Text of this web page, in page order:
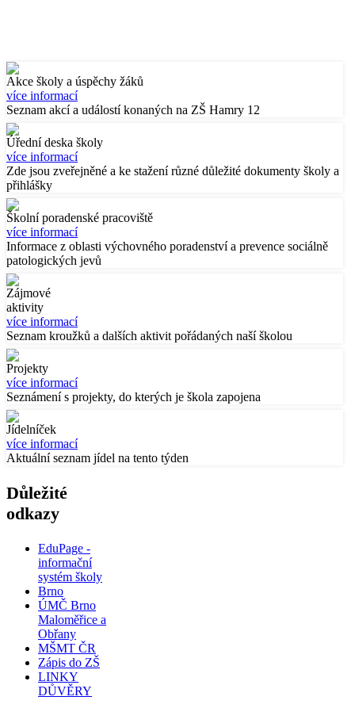
Akce školy a úspěchy žáků
více informací
Seznam akcí a událostí konaných na ZŠ Hamry 12
Úřední deska školy
více informací
Zde jsou zveřejněné a ke stažení různé důležité dokumenty školy a
přihlášky
Školní poradenské pracoviště
více informací
Informace z oblasti výchovného poradenství a prevence sociálně
patologických jevů
Zájmové
aktivity
více informací
Seznam kroužků a dalších aktivit pořádaných naší školou
Projekty
více informací
Seznámení s projekty, do kterých je škola zapojena
Jídelníček
více informací
Aktuální seznam jídel na tento týden
Důležité
odkazy
EduPage -
informační
systém školy
Brno
ÚMČ Brno
Maloměřice a
Obřany
MŠMT ČR
Zápis do ZŠ
LINKY
DŮVĚRY